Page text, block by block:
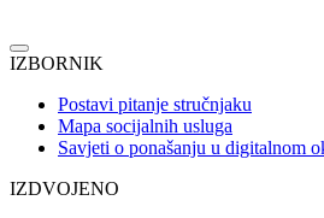
IZBORNIK
Postavi pitanje stručnjaku
Mapa socijalnih usluga
Savjeti o ponašanju u digitalnom
IZDVOJENO